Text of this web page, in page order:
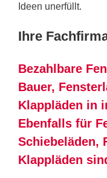
Ideen unerfüllt.
Ihre
Bezahlbare
Bauer,
Klappläden in
Ebenfalls für
Schiebeläden,
Klappläden